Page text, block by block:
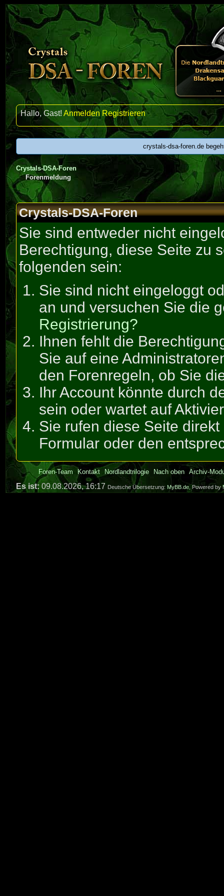
Hallo, Gast!Anmelden Registrieren
crystals-dsa-foren.de
Crystals-DSA-Foren
Forenmeldung
Crystals-DSA-Foren
Sie sind entweder nicht
Berechtigung, diese Seite zu
folgenden sein:
Sie sind nicht eingeloggt
an und versuchen Sie die
Registrierung?
Ihnen fehlt die
Sie auf eine
den Forenregeln, ob Sie
Ihr Account könnte durch
sein oder wartet auf
Sie rufen diese Seite
Formular oder den
Foren-Team Kontakt Nordlandtrilogie Nach oben Archiv-
Es ist: 09.08.2026, 16:17 Deutsche Übersetzung: MyBB.de, Powered by